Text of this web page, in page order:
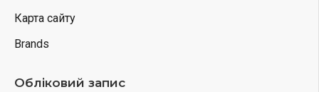
Карта сайту
Brands
Обліковий запис